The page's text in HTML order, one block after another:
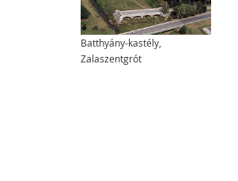
Batthyány-kastély,
Zalaszentgrót